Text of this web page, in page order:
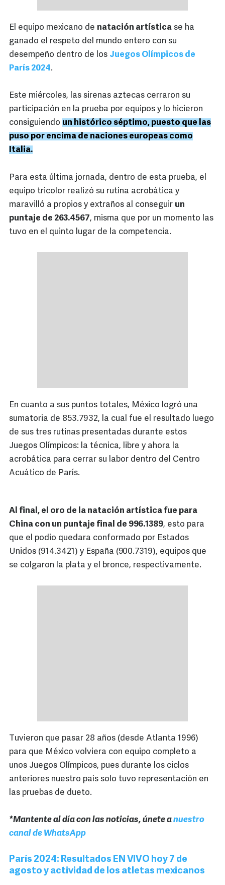
El equipo mexicano de natación artística se ha
ganado el respeto del mundo entero con su
desempeño dentro de los Juegos Olímpicos de
París 2024.
Este miércoles, las sirenas aztecas cerraron su
participación en la prueba por equipos y lo hicieron
consiguiendo un histórico séptimo, puesto que las
puso por encima de naciones europeas como
Italia.
Para esta última jornada, dentro de esta prueba, el
equipo tricolor realizó su rutina acrobática y
maravilló a propios y extraños al conseguir un
puntaje de 263.4567, misma que por un momento las
tuvo en el quinto lugar de la competencia.
En cuanto a sus puntos totales, México logró una
sumatoria de 853.7932, la cual fue el resultado luego
de sus tres rutinas presentadas durante estos
Juegos Olímpicos: la técnica, libre y ahora la
acrobática para cerrar su labor dentro del Centro
Acuático de París.
Al final, el oro de la natación artística fue para
China con un puntaje final de 996.1389, esto para
que el podio quedara conformado por Estados
Unidos (914.3421) y España (900.7319), equipos que
se colgaron la plata y el bronce, respectivamente.
Tuvieron que pasar 28 años (desde Atlanta 1996)
para que México volviera con equipo completo a
unos Juegos Olímpicos, pues durante los ciclos
anteriores nuestro país solo tuvo representación en
las pruebas de dueto.
*Mantente al día con las noticias, únete anuestro
canal de WhatsApp
París 2024: Resultados EN VIVO hoy 7 de
agosto y actividad de los atletas mexicanos